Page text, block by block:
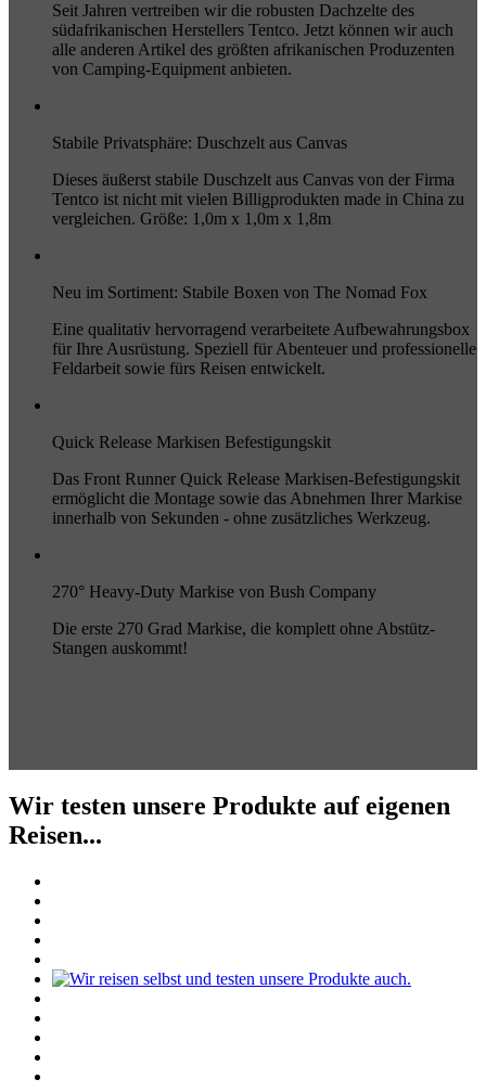
Seit Jahren vertreiben wir die robusten Dachzelte des
südafrikanischen Herstellers Tentco. Jetzt können wir auch
alle anderen Artikel des größten afrikanischen Produzenten
von Camping-Equipment anbieten.
Stabile Privatsphäre: Duschzelt aus Canvas
Dieses äußerst stabile Duschzelt aus Canvas von der Firma
Tentco ist nicht mit vielen Billigprodukten made in China zu
vergleichen. Größe: 1,0m x 1,0m x 1,8m
Neu im Sortiment: Stabile Boxen von The Nomad Fox
Eine qualitativ hervorragend verarbeitete Aufbewahrungsbox
für Ihre Ausrüstung. Speziell für Abenteuer und professionelle
Feldarbeit sowie fürs Reisen entwickelt.
Quick Release Markisen Befestigungskit
Das Front Runner Quick Release Markisen-Befestigungskit
ermöglicht die Montage sowie das Abnehmen Ihrer Markise
innerhalb von Sekunden - ohne zusätzliches Werkzeug.
270° Heavy-Duty Markise von Bush Company
Die erste 270 Grad Markise, die komplett ohne Abstütz-
Stangen auskommt!
Wir testen unsere Produkte auf eigenen
Reisen...